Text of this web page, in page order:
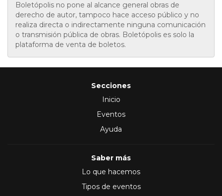
Boletópolis no pone al alcance general obras de
derecho de autor, tampoco hace acceso público y no
realiza directa o indirectamente ninguna comunicación
o transmisión pública de obras. Boletópolis es solo la
plataforma de venta de boletos.
Secciones
Inicio
Eventos
Ayuda
Saber más
Lo que hacemos
Tipos de eventos